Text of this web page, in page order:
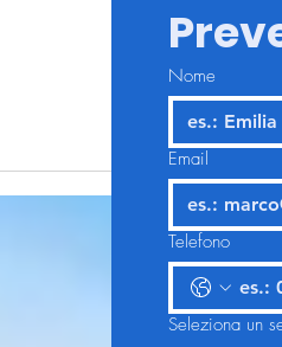
Nome
Email
Telefono
Seleziona un